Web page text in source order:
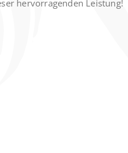
hervorragenden Leistung!